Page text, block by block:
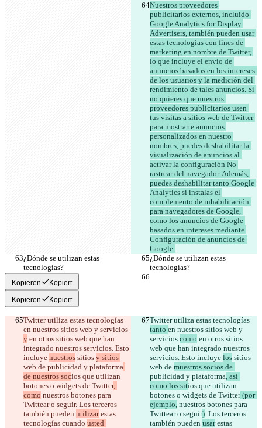
Nuestros proveedores
publicitarios externos, incluido
Google Analytics for Display
Advertisers, también pueden usar
estas tecnologías con fines de
marketing en nombre de Twitter,
lo que incluye el envío de
anuncios basados en los intereses
de los usuarios y la medición del
rendimiento de tales anuncios. Si
no quieres que nuestros
proveedores publicitarios usen
tus visitas a sitios web de Twitter
para mostrarte anuncios
personalizados en nuestro
nombres, puedes deshabilitar la
visualización de anuncios al
activar la configuración No
rastrear del navegador. Además,
puedes deshabilitar tanto Google
Analytics si instalas el
complemento de inhabilitación
para navegadores de Google,
como los anuncios de Google
basados en intereses mediante
Configuración de anuncios de
¿Dónde se utilizan estas
¿Dónde se utilizan estas
Kopieren Kopiert
Kopieren Kopiert
Twitter utiliza estas tecnologías
en nuestros sitios web y servicios
y en otros sitios web que han
integrado nuestros servicios. Esto
incluye nuestros sitios y sitios
web de publicidad y plataforma
de nuestros socios que utilizan
botones o widgets de Twitter,
como nuestros botones para
Twittear o seguir. Los terceros
también pueden utilizar estas
tecnologías cuando usted
Twitter utiliza estas tecnologías
tanto en nuestros sitios web y
servicios como en otros sitios
web que han integrado nuestros
servicios. Esto incluye los sitios
web de muestros socios de
publicidad y plataforma, así
como los sitios que utilizan
botones o widgets de Twitter (por
ejemplo, nuestros botones para
Twittear o seguir). Los terceros
también pueden usar estas